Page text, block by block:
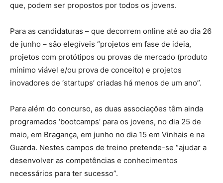
que, podem ser propostos por todos os jovens.
Para as candidaturas – que decorrem online até ao dia 26
de junho – são elegíveis “projetos em fase de ideia,
projetos com protótipos ou provas de mercado (produto
mínimo viável e/ou prova de conceito) e projetos
inovadores de ‘startups’ criadas há menos de um ano”.
Para além do concurso, as duas associações têm ainda
programados ‘bootcamps’ para os jovens, no dia 25 de
maio, em Bragança, em junho no dia 15 em Vinhais e na
Guarda. Nestes campos de treino pretende-se “ajudar a
desenvolver as competências e conhecimentos
necessários para ter sucesso”.